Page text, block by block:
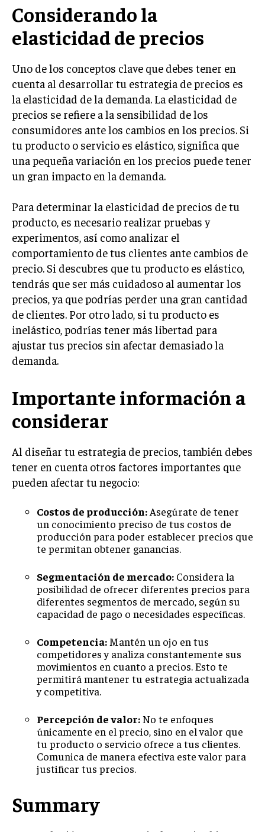
SOSTENIBILIDAD Y MEDIO AMBIENTE
GESTIÓN DE LA INNOVACIÓN TECNOLÓGICA
TRANSFORMACIÓN DIGITAL
ANALÍTICA EMPRESARIAL Y BUSINESS
INTELLIGENCE
CIBERSEGURIDAD EMPRESARIAL
ESTRATEGIA
EMPRESAS FAMILIARES Y SUCESIÓN
GESTIÓN DEL RIESGO EMPRESARIAL
DERECHO EMPRESARIAL Y REGULACIONES
ÉXITO EMPRESARIAL Y CASOS DE ESTUDIO
GOBIERNO CORPORATIVO
NEGOCIOS
ESTRATEGIAS DE NEGOCIOS
MARKETING B2B
MARKETING B2C
FRANQUICIAS
E-COMMERCE
E-COMMERCE Y COMERCIO ELECTRÓNICO
ESTRATEGIAS DE PRICING Y GESTIÓN DE
GESTIÓN DE CRISIS EMPRESARIALES
GESTIÓN DE LA EXPERIENCIA DEL CLIENTE
MÁS
GESTIÓN DE PROYECTOS
GESTIÓN DE OPERACIONES Y CADENA DE
SUMINISTRO
CALIDAD Y MEJORA CONTINUA
TALENTOS
RECURSOS HUMANOS Y GESTIÓN DEL
COMPENSACIÓN Y BENEFICIOS
RECLUTAMIENTO Y SELECCIÓN
DESARROLLO DE PERSONAL
CULTURA Y CLIMA ORGANIZACIONAL
Considerando la
elasticidad de precios
Uno de los conceptos clave que debes tener en
cuenta al desarrollar tu estrategia de precios es
la elasticidad de la demanda. La elasticidad de
precios se refiere a la sensibilidad de los
consumidores ante los cambios en los precios. Si
tu producto o servicio es elástico, significa que
una pequeña variación en los precios puede tener
un gran impacto en la demanda.
Para determinar la elasticidad de precios de tu
producto, es necesario realizar pruebas y
experimentos, así como analizar el
comportamiento de tus clientes ante cambios de
precio. Si descubres que tu producto es elástico,
tendrás que ser más cuidadoso al aumentar los
precios, ya que podrías perder una gran cantidad
de clientes. Por otro lado, si tu producto es
inelástico, podrías tener más libertad para
ajustar tus precios sin afectar demasiado la
demanda.
Importante información a
considerar
Al diseñar tu estrategia de precios, también debes
tener en cuenta otros factores importantes que
pueden afectar tu negocio:
Costos de producción: Asegúrate de tener
un conocimiento preciso de tus costos de
producción para poder establecer precios que
te permitan obtener ganancias.
Segmentación de mercado: Considera la
posibilidad de ofrecer diferentes precios para
diferentes segmentos de mercado, según su
capacidad de pago o necesidades específicas.
Competencia: Mantén un ojo en tus
competidores y analiza constantemente sus
movimientos en cuanto a precios. Esto te
permitirá mantener tu estrategia actualizada
y competitiva.
Percepción de valor:No te enfoques
únicamente en el precio, sino en el valor que
tu producto o servicio ofrece a tus clientes.
Comunica de manera efectiva este valor para
justificar tus precios.
Summary